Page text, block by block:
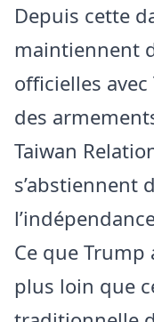
Depuis cette
maintiennent
officielles
des
Taiwan
s’abstiennent
Ce que Trump
plus loin que